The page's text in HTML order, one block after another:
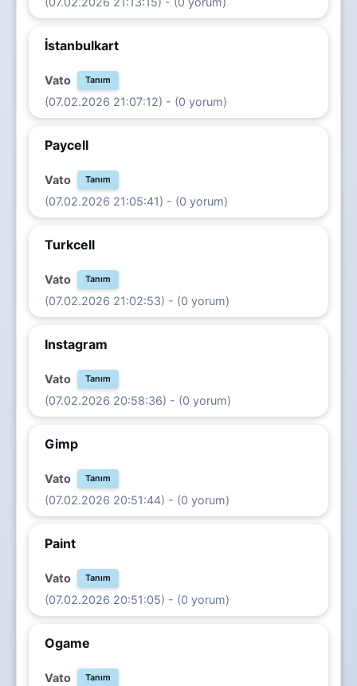
İstanbulkart
Vato Tanım
(07.02.2026 21:07:12) - (0 yorum)
Paycell
Vato Tanım
(07.02.2026 21:05:41) - (0 yorum)
Turkcell
Vato Tanım
(07.02.2026 21:02:53) - (0 yorum)
Instagram
Vato Tanım
(07.02.2026 20:58:36) - (0 yorum)
Gimp
Vato Tanım
(07.02.2026 20:51:44) - (0 yorum)
Paint
Vato Tanım
(07.02.2026 20:51:05) - (0 yorum)
Ogame
Vato Tanım